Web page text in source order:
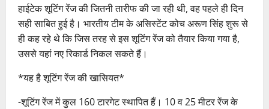
हाईटेक शूटिंग रेंज की जितनी तारीफ की जा रही थी, वह पहले ही दिन
सही साबित हुई है। भारतीय टीम के असिस्टेंट कोच अरूण सिंह शुरू से
ही कह रहे थे कि जिस तरह से इस शूटिंग रेंज को तैयार किया गया है,
उससे यहां नए रिकार्ड निकल सकते हैं।
*यह है शूटिंग रेंज की खासियत*
-शूटिंग रेंज में कुल 160 टारगेट स्थापित हैं। 10 व 25 मीटर रेंज के